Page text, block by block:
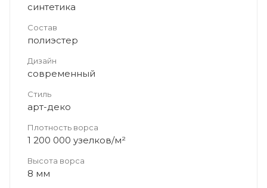
синтетика
Состав
полиэстер
Дизайн
современный
Стиль
арт-деко
Плотность ворса
1 200 000 узелков/м²
Высота ворса
8 мм